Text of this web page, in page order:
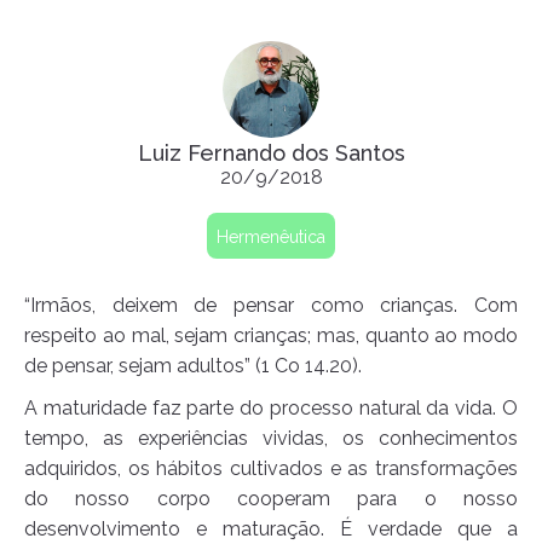
Luiz Fernando dos Santos
20/9/2018
Hermenêutica
“Irmãos, deixem de pensar como crianças. Com
respeito ao mal, sejam crianças; mas, quanto ao modo
de pensar, sejam adultos” (1 Co 14.20).
A maturidade faz parte do processo natural da vida. O
tempo, as experiências vividas, os conhecimentos
adquiridos, os hábitos cultivados e as transformações
do nosso corpo cooperam para o nosso
desenvolvimento e maturação. É verdade que a